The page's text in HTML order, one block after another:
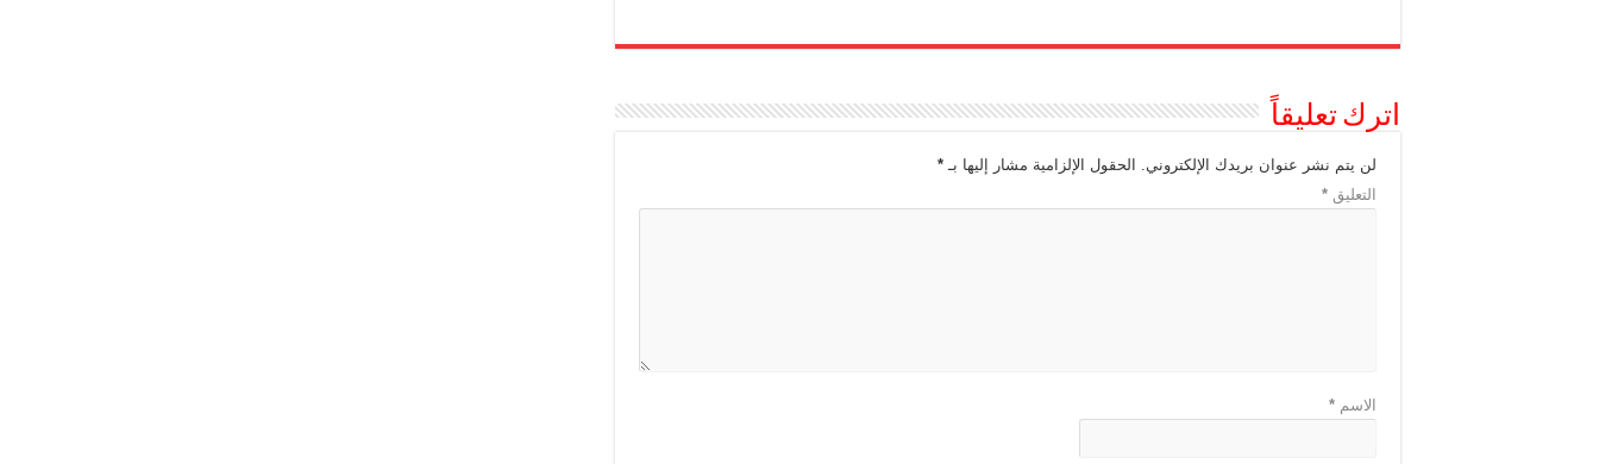
اترك تعليقاً
لن يتم نشر عنوان بريدك الإلكتروني. الحقول الإلزامية مشار إليها بـ *
التعليق *
الاسم *